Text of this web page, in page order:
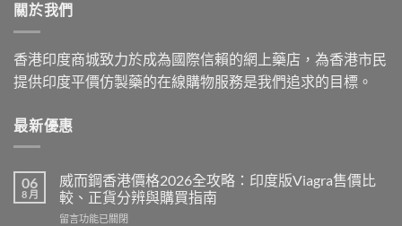
關於我們
香港印度商城致力於成為國際信賴的網上藥店，為香港市民
提供印度平價仿製藥的在線購物服務是我們追求的目標。
最新優惠
06
8 月
威而鋼香港價格2026全攻略：印度版Viagra售價比
較、正貨分辨與購買指南
在
留言功能已關閉